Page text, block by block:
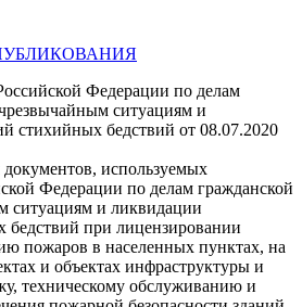
Федерации по делам
ситуациям и
стихийных бедствий от 08.07.2020
используемых
Федерации по делам гражданской
ситуациям и ликвидации
бедствий при лицензировании
пожаров в населенных пунктах, на
и объектах инфраструктуры и
техническому обслуживанию и